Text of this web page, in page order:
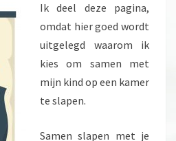
Ik deel deze pagina,
omdat hier goed wordt
uitgelegd waarom ik
kies om samen met
mijn kind op een kamer
te slapen.
Samen slapen met je